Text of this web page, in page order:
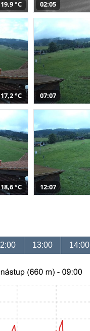
19,9 °C 02:05
17,2 °C 07:07
18,6 °C 12:07
13:00 14:00